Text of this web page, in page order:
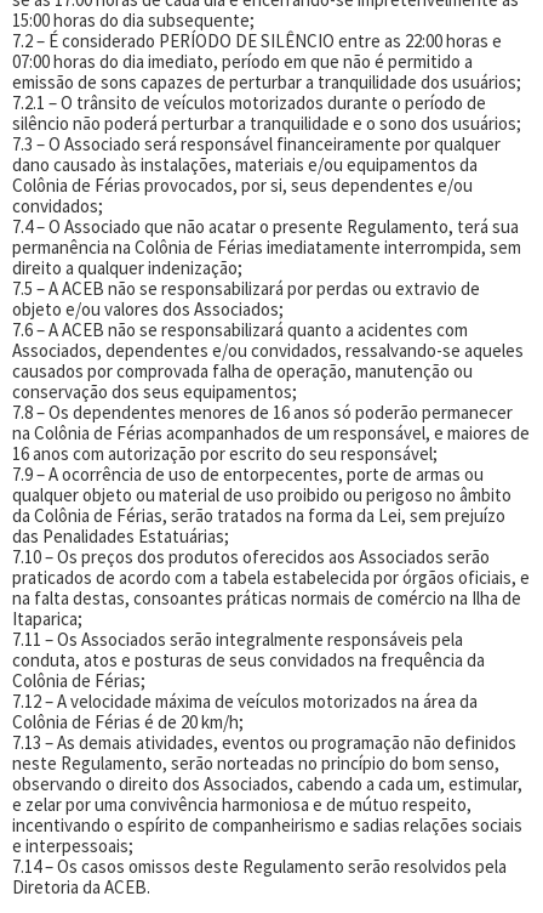
15:00 horas do dia subsequente;
7.2 – É considerado PERÍODO DE SILÊNCIO entre as 22:00 horas e
07:00 horas do dia imediato, período em que não é permitido a
emissão de sons capazes de perturbar a tranquilidade dos usuários;
7.2.1 – O trânsito de veículos motorizados durante o período de
silêncio não poderá perturbar a tranquilidade e o sono dos usuários;
7.3 – O Associado será responsável financeiramente por qualquer
dano causado às instalações, materiais e/ou equipamentos da
Colônia de Férias provocados, por si, seus dependentes e/ou
convidados;
7.4 – O Associado que não acatar o presente Regulamento, terá sua
permanência na Colônia de Férias imediatamente interrompida, sem
direito a qualquer indenização;
7.5 – A ACEB não se responsabilizará por perdas ou extravio de
objeto e/ou valores dos Associados;
7.6 – A ACEB não se responsabilizará quanto a acidentes com
Associados, dependentes e/ou convidados, ressalvando-se aqueles
causados por comprovada falha de operação, manutenção ou
conservação dos seus equipamentos;
7.8 – Os dependentes menores de 16 anos só poderão permanecer
na Colônia de Férias acompanhados de um responsável, e maiores de
16 anos com autorização por escrito do seu responsável;
7.9 – A ocorrência de uso de entorpecentes, porte de armas ou
qualquer objeto ou material de uso proibido ou perigoso no âmbito
da Colônia de Férias, serão tratados na forma da Lei, sem prejuízo
das Penalidades Estatuárias;
7.10 – Os preços dos produtos oferecidos aos Associados serão
praticados de acordo com a tabela estabelecida por órgãos oficiais, e
na falta destas, consoantes práticas normais de comércio na Ilha de
Itaparica;
7.11 – Os Associados serão integralmente responsáveis pela
conduta, atos e posturas de seus convidados na frequência da
Colônia de Férias;
7.12 – A velocidade máxima de veículos motorizados na área da
Colônia de Férias é de 20 km/h;
7.13 – As demais atividades, eventos ou programação não definidos
neste Regulamento, serão norteadas no princípio do bom senso,
observando o direito dos Associados, cabendo a cada um, estimular,
e zelar por uma convivência harmoniosa e de mútuo respeito,
incentivando o espírito de companheirismo e sadias relações sociais
e interpessoais;
7.14 – Os casos omissos deste Regulamento serão resolvidos pela
Diretoria da ACEB.